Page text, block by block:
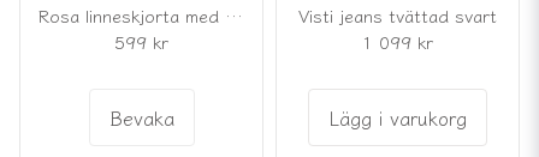
Rosa linneskjorta med spetsdetaljer
599 kr
Bevaka
Visti jeans tvättad svart
1 099 kr
Lägg i varukorg